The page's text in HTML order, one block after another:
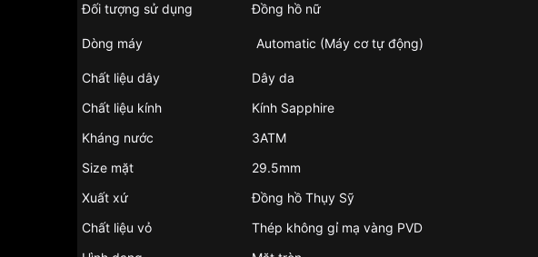
Đối tượng sử dụng
Đồng hồ nữ
Dòng máy Automatic (Máy cơ tự động)
Chất liệu dây
Dây da
Chất liệu kính
Kính Sapphire
Kháng nước
3ATM
Size mặt
29.5mm
Xuất xứ
Đồng hồ Thụy Sỹ
Chất liệu vỏ
Thép không gỉ mạ vàng PVD